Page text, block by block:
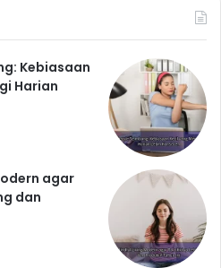
Kebiasaan
Harian
agar
dan